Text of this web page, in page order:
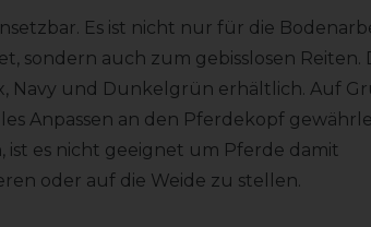
Es ist nicht nur für die
sondern auch zum gebisslosen Reiten.
Navy und Dunkelgrün erhältlich. Auf
Anpassen an den Pferdekopf
es nicht geeignet um Pferde damit
oder auf die Weide zu stellen.